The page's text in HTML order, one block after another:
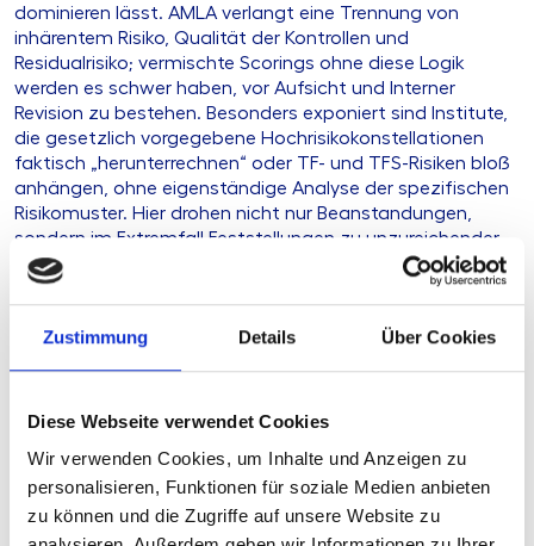
Zustimmung Details Über Cookies
Diese Webseite verwendet Cookies
Wir verwenden Cookies, um Inhalte und Anzeigen zu
personalisieren, Funktionen für soziale Medien anbieten
zu können und die Zugriffe auf unsere Website zu
dominieren lässt. AMLA verlangt eine Trennung von
inhärentem Risiko, Qualität der Kontrollen und
Residualrisiko; vermischte Scorings ohne diese Logik
werden es schwer haben, vor Aufsicht und Interner
Revision zu bestehen. Besonders exponiert sind Institute,
die gesetzlich vorgegebene Hochrisikokonstellationen
faktisch „herunterrechnen“ oder TF- und TFS-Risiken bloß
anhängen, ohne eigenständige Analyse der spezifischen
Risikomuster. Hier drohen nicht nur Beanstandungen,
sondern im Extremfall Feststellungen zu unzureichender
Governance und persönlicher Verantwortlichkeit der
Geschäftsleitenden.
Gestaltungsspielräume
Gestaltungsspielräume. Die Methodik bleibt
quantitativen Scorings, hybriden Modellen und qualitativ
dominierten Ansätzen wählen, solange die Ergebnisse
nachvollziehbar sind und zu konsistenten Risikoklassen